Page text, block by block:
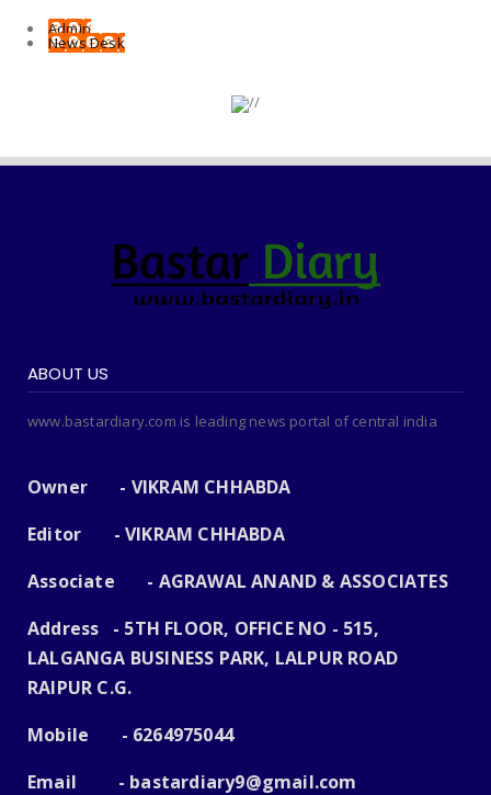
Admin
News Desk
ABOUT US
www.bastardiary.com is leading news portal of central india
Owner - VIKRAM CHHABDA
Editor - VIKRAM CHHABDA
Associate - AGRAWAL ANAND & ASSOCIATES
Address - 5TH FLOOR, OFFICE NO - 515,
LALGANGA BUSINESS PARK, LALPUR ROAD
RAIPUR C.G.
Mobile - 6264975044
Email - bastardiary9@gmail.com